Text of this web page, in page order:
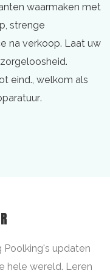
waarmaken met
strenge
na verkoop. Laat uw
eind.​​​​​​​​​​​​​​​, welkom als
updaten
hele wereld. Leren